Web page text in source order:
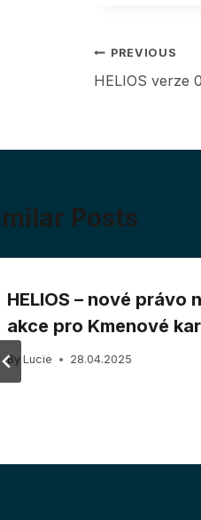
Post
PREVIOUS
HELIOS verze
Posts
HELIOS – nové právo
akce pro Kmenové
By Lucie 28.04.2025